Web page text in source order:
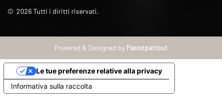
© 2026Tutti i diritti riservati.
Powered & Designed by Passepartout
Informativa sulla raccolta
Le tue preferenze relative alla privacy